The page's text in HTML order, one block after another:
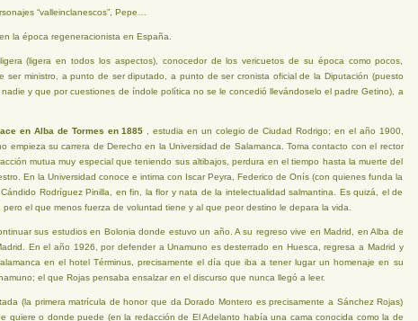
“valleinclanescos”, Pepe…
la época regeneracionista en España.
(ligera en todos los aspectos), conocedor de los vericuetos de su época como pocos,
ser ministro, a punto de ser diputado, a punto de ser cronista oficial de la Diputación (puesto
y que por cuestiones de índole política no se le concedió llevándoselo el padre Getino), a
en Alba de Tormes en 1885
, estudia en un colegio de Ciudad Rodrigo; en el año 1900,
empieza su carrera de Derecho en la Universidad de Salamanca. Toma contacto con el rector
mutua muy especial que teniendo sus altibajos, perdura en el tiempo hasta la muerte del
En la Universidad conoce e intima con Iscar Peyra, Federico de Onís (con quienes funda la
Rodríguez Pinilla, en fin, la flor y nata de la intelectualidad salmantina. Es quizá, el de
pero el que menos fuerza de voluntad tiene y al que peor destino le depara la vida.
sus estudios en Bolonia donde estuvo un año. A su regreso vive en Madrid, en Alba de
En el año 1926, por defender a Unamuno es desterrado en Huesca, regresa a Madrid y
en el hotel Términus, precisamente el día que iba a tener lugar un homenaje en su
el que Rojas pensaba ensalzar en el discurso que nunca llegó a leer.
(la primera matrícula de honor que da Dorado Montero es precisamente a Sánchez Rojas)
quiere o donde puede (en la redacción de El Adelanto había una cama conocida como la de